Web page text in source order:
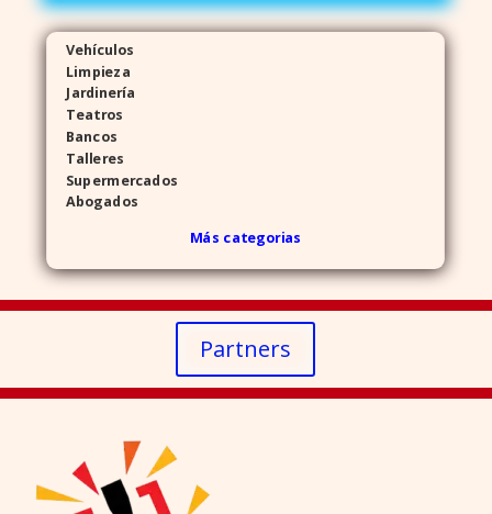
Vehículos
Limpieza
Jardinería
Teatros
Bancos
Talleres
Supermercados
Abogados
Más categorias
Partners